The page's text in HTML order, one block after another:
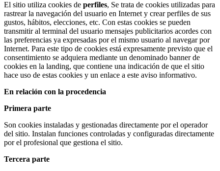
El sitio utiliza cookies de perfiles, Se trata de cookies utilizadas para
rastrear la navegación del usuario en Internet y crear perfiles de sus
gustos, hábitos, elecciones, etc. Con estas cookies se pueden
transmitir al terminal del usuario mensajes publicitarios acordes con
las preferencias ya expresadas por el mismo usuario al navegar por
Internet. Para este tipo de cookies está expresamente previsto que el
consentimiento se adquiera mediante un denominado banner de
cookies en la landing, que contiene una indicación de que el sitio
hace uso de estas cookies y un enlace a este aviso informativo.
En relación con la procedencia
Primera parte
Son cookies instaladas y gestionadas directamente por el operador
del sitio. Instalan funciones controladas y configuradas directamente
por el profesional que gestiona el sitio.
Tercera parte